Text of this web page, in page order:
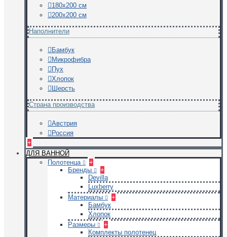
180х200 см
200х200 см
Наполнители
Бамбук
Микрофибра
Пух
Хлопок
Шерсть
Страна производства
Австрия
Россия
+
ДЛЯ ВАННОЙ
Полотенца
+
Бренды
+
Devilla
Luxberry
Материалы
+
Бамбук
Хлопок
Размеры
+
Комплекты полотенец